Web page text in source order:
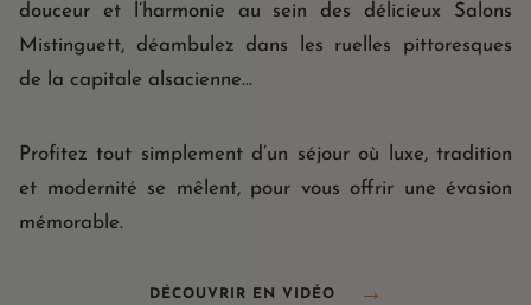
AGENDA
SÉMINAIRE & RÉUNION
ÉVÉNEMENT PRIVÉ
TOURISME DURABLE
TOURISME À STRASBOURG
RECRUTEMENT
douceur et l’harmonie au sein des délicieux Salons
Mistinguett, déambulez dans les ruelles pittoresques
de la capitale alsacienne…
Profitez tout simplement d’un séjour où luxe, tradition
et modernité se mêlent, pour vous offrir une évasion
mémorable.
DÉCOUVRIR EN VIDÉO